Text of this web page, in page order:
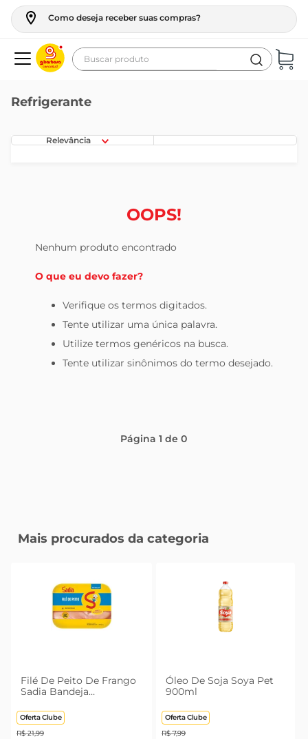
Como deseja receber suas compras?
Buscar produto
Refrigerante
Relevância
OOPS!
Nenhum produto encontrado
O que eu devo fazer?
Verifique os termos digitados.
Tente utilizar uma única palavra.
Utilize termos genéricos na busca.
Tente utilizar sinônimos do termo desejado.
Página1 de0
Mais procurados da categoria
Filé De Peito De Frango
Sadia Bandeja
Oferta Clube
R$ 21,99
Óleo De Soja Soya Pet
900ml
Oferta Clube
R$ 7,99
geladeira
maquina lavar
vinho
leite pó
celular